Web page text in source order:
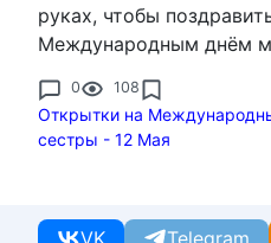
руках, чтобы
Международным днём
0 108
Открытки на
сестры - 12 Мая
VK Telegram